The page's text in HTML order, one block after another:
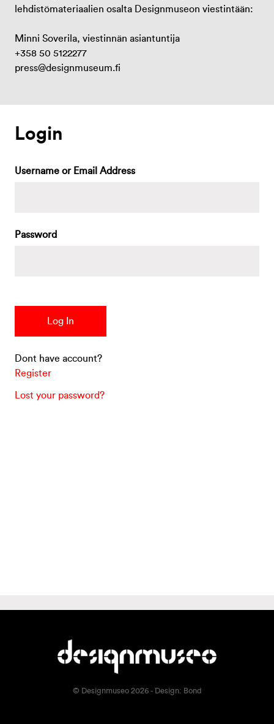
lehdistömateriaalien osalta Designmuseon viestintään:
Minni Soverila, viestinnän asiantuntija
+358 50 5122277
press@designmuseum.fi
Login
Username or Email Address
Password
Dont have account?
Register
Lost your password?
© Designmuseo 2026 - Design: Bond